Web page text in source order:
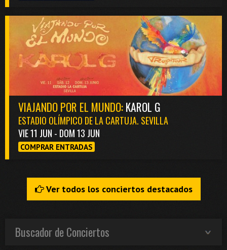
VIAJANDO POR EL MUNDO:KAROL G
ESTADIO OLÍMPICO DE LA CARTUJA. SEVILLA
VIE 11 JUN - DOM 13 JUN
COMPRAR ENTRADAS
Ver todos los conciertos destacados
Buscador de Conciertos